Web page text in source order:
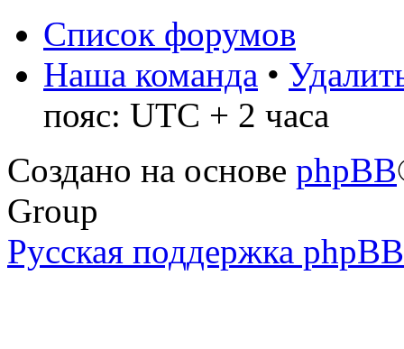
Список форумов
Наша команда •
пояс: UTC + 2 часа
Создано на основе phpBB
Group
Русская поддержка phpBB